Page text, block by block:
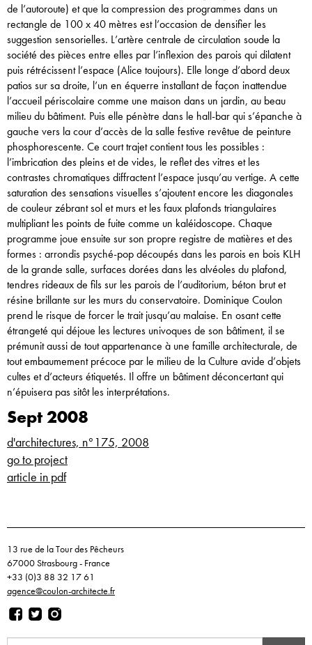
de l’autoroute) et que la compression des programmes dans un
rectangle de 100 x 40 mètres est l’occasion de densifier les
suggestion sensorielles. L’artère centrale de circulation soude la
société des pièces entre elles par l’inflexion des parois qui dilatent
puis rétrécissent l’espace (Alice toujours). Elle longe d’abord deux
patios sur sa droite, l’un en équerre installant de façon inattendue
l’accueil périscolaire comme une maison dans un jardin, au beau
milieu du bâtiment. Puis elle pénètre dans le hall-bar qui s’épanche à
gauche vers la cour d’accès de la salle festive revêtue de peinture
phosphorescente. Ce court trajet contient tous les possibles :
l’imbrication des pleins et de vides, le reflet des vitres et les
contrastes chromatiques diffractent l’espace jusqu’au vertige. A cette
saturation des sensations visuelles s’ajoutent encore les diagonales
de couleur zébrant sol et murs et les faux plafonds triangulaires
multipliant les points de fuite comme un kaléidoscope. Chaque
programme joue ensuite sur son propre registre de matières et des
formes : arrondis psyché-pop découpés dans les parois en bois KLH
de la grande salle, surfaces dorées dans les alvéoles du plafond,
tendres rideaux de fils sur les parois de l’auditorium, béton brut et
résine brillante sur les murs du conservatoire. Dominique Coulon
prend le risque de forcer le trait jusqu’au malaise. En osant cette
étrangeté qui déjoue les lectures univoques de son bâtiment, il se
prémunit aussi de tout appartenance à une famille architecturale, de
tout embaumement précoce par le milieu de la Culture avide d’objets
cultes et d’acteurs étiquetés. Il offre un bâtiment déconcertant qui
n’épuisera pas sitôt les interprétations.
Sept 2008
d'architectures, n°175, 2008
go to project
article in pdf
13 rue de la Tour des Pêcheurs
67000 Strasbourg - France
+33 (0)3 88 32 17 61
agence@coulon-architecte.fr